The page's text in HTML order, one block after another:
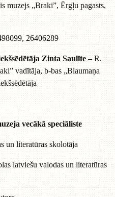
muzejs „Braki”, Ērgļu pagasts,
26406289
Zinta Saulīte –R.
vadītāja, b-bas „Blaumaņa
vecākā speciāliste
un literatūras skolotāja
latviešu valodas un literatūras